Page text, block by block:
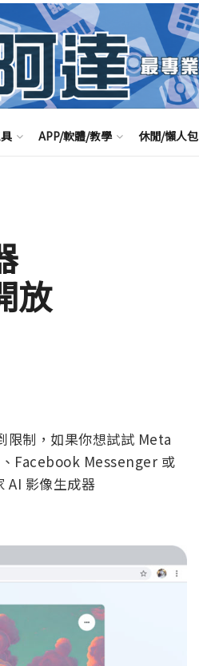
APP/軟體/教學 休閒/懶人包
放
限制，如果你想試試 Meta
Facebook Messenger 或
AI 影像生成器